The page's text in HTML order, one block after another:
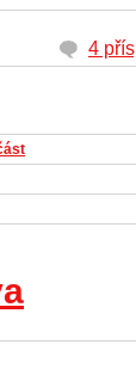
4